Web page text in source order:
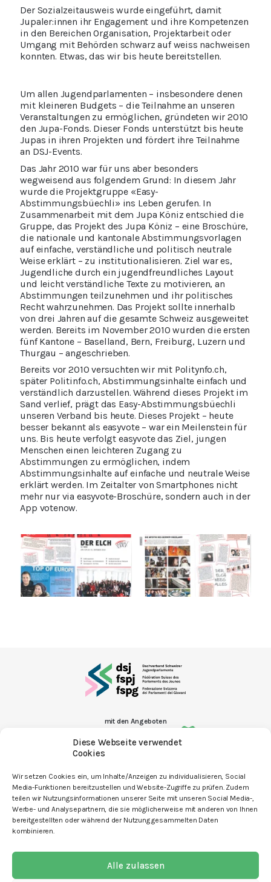
Diese Webseite verwendet
Cookies
Wir setzen Cookies ein, um Inhalte/Anzeigen zu individualisieren, Social
Media-Funktionen bereitzustellen und Website-Zugriffe zu prüfen. Zudem
teilen wir Nutzungsinformationen unserer Seite mit unseren Social Media-,
Werbe- und Analysepartnern, die sie möglicherweise mit anderen von Ihnen
bereitgestellten oder während der Nutzung gesammelten Daten
kombinieren.
Alle zulassen
Der Sozialzeitausweis wurde eingeführt, damit
Jupaler:innen ihr Engagement und ihre Kompetenzen
in den Bereichen Organisation, Projektarbeit oder
Umgang mit Behörden schwarz auf weiss nachweisen
konnten. Etwas, das wir bis heute bereitstellen.
Um allen Jugendparlamenten – insbesondere denen
mit kleineren Budgets – die Teilnahme an unseren
Veranstaltungen zu ermöglichen, gründeten wir 2010
den Jupa-Fonds. Dieser Fonds unterstützt bis heute
Jupas in ihren Projekten und fördert ihre Teilnahme
an DSJ-Events.
Das Jahr 2010 war für uns aber besonders
wegweisend aus folgendem Grund: In diesem Jahr
wurde die Projektgruppe «Easy-
Abstimmungsbüechli» ins Leben gerufen. In
Zusammenarbeit mit dem Jupa Köniz entschied die
Gruppe, das Projekt des Jupa Köniz – eine Broschüre,
die nationale und kantonale Abstimmungsvorlagen
auf einfache, verständliche und politisch neutrale
Weise erklärt – zu institutionalisieren. Ziel war es,
Jugendliche durch ein jugendfreundliches Layout
und leicht verständliche Texte zu motivieren, an
Abstimmungen teilzunehmen und ihr politisches
Recht wahrzunehmen. Das Projekt sollte innerhalb
von drei Jahren auf die gesamte Schweiz ausgeweitet
werden. Bereits im November 2010 wurden die ersten
fünf Kantone – Baselland, Bern, Freiburg, Luzern und
Thurgau – angeschrieben.
Bereits vor 2010 versuchten wir mit Politynfo.ch,
später Politinfo.ch, Abstimmungsinhalte einfach und
verständlich darzustellen. Während dieses Projekt im
Sand verlief, prägt das Easy-Abstimmungsbüechli
unseren Verband bis heute. Dieses Projekt – heute
besser bekannt als easyvote – war ein Meilenstein für
uns. Bis heute verfolgt easyvote das Ziel, jungen
Menschen einen leichteren Zugang zu
Abstimmungen zu ermöglichen, indem
Abstimmungsinhalte auf einfache und neutrale Weise
erklärt werden. Im Zeitalter von Smartphones nicht
mehr nur via easyvote-Broschüre, sondern auch in der
App votenow.
mit den Angeboten
Kontakt
Newsletter
Offene Stellen